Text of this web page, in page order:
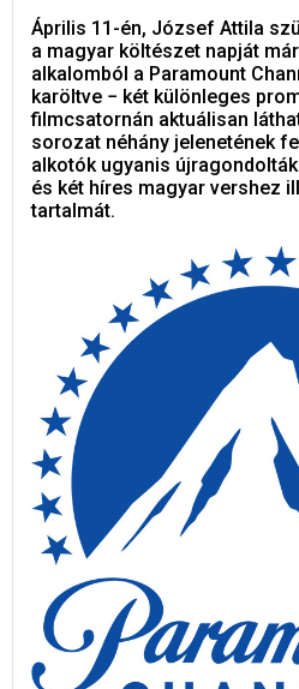
Április 11-én, József Attila
a magyar költészet napját
alkalomból a Paramount
karöltve − két különleges
filmcsatornán aktuálisan
sorozat néhány jelenetének
alkotók ugyanis
és két híres magyar vershez
tartalmát.